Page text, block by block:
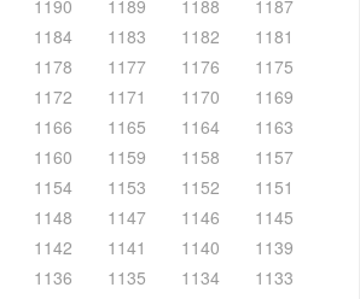
1190 1189 1188
1187
1184 1183 1182
1181
1178 1177 1176
1175
1172 1171 1170
1169
1166 1165 1164
1163
1160 1159 1158
1157
1154 1153 1152
1151
1148 1147 1146
1145
1142 1141 1140
1139
1136 1135 1134
1133